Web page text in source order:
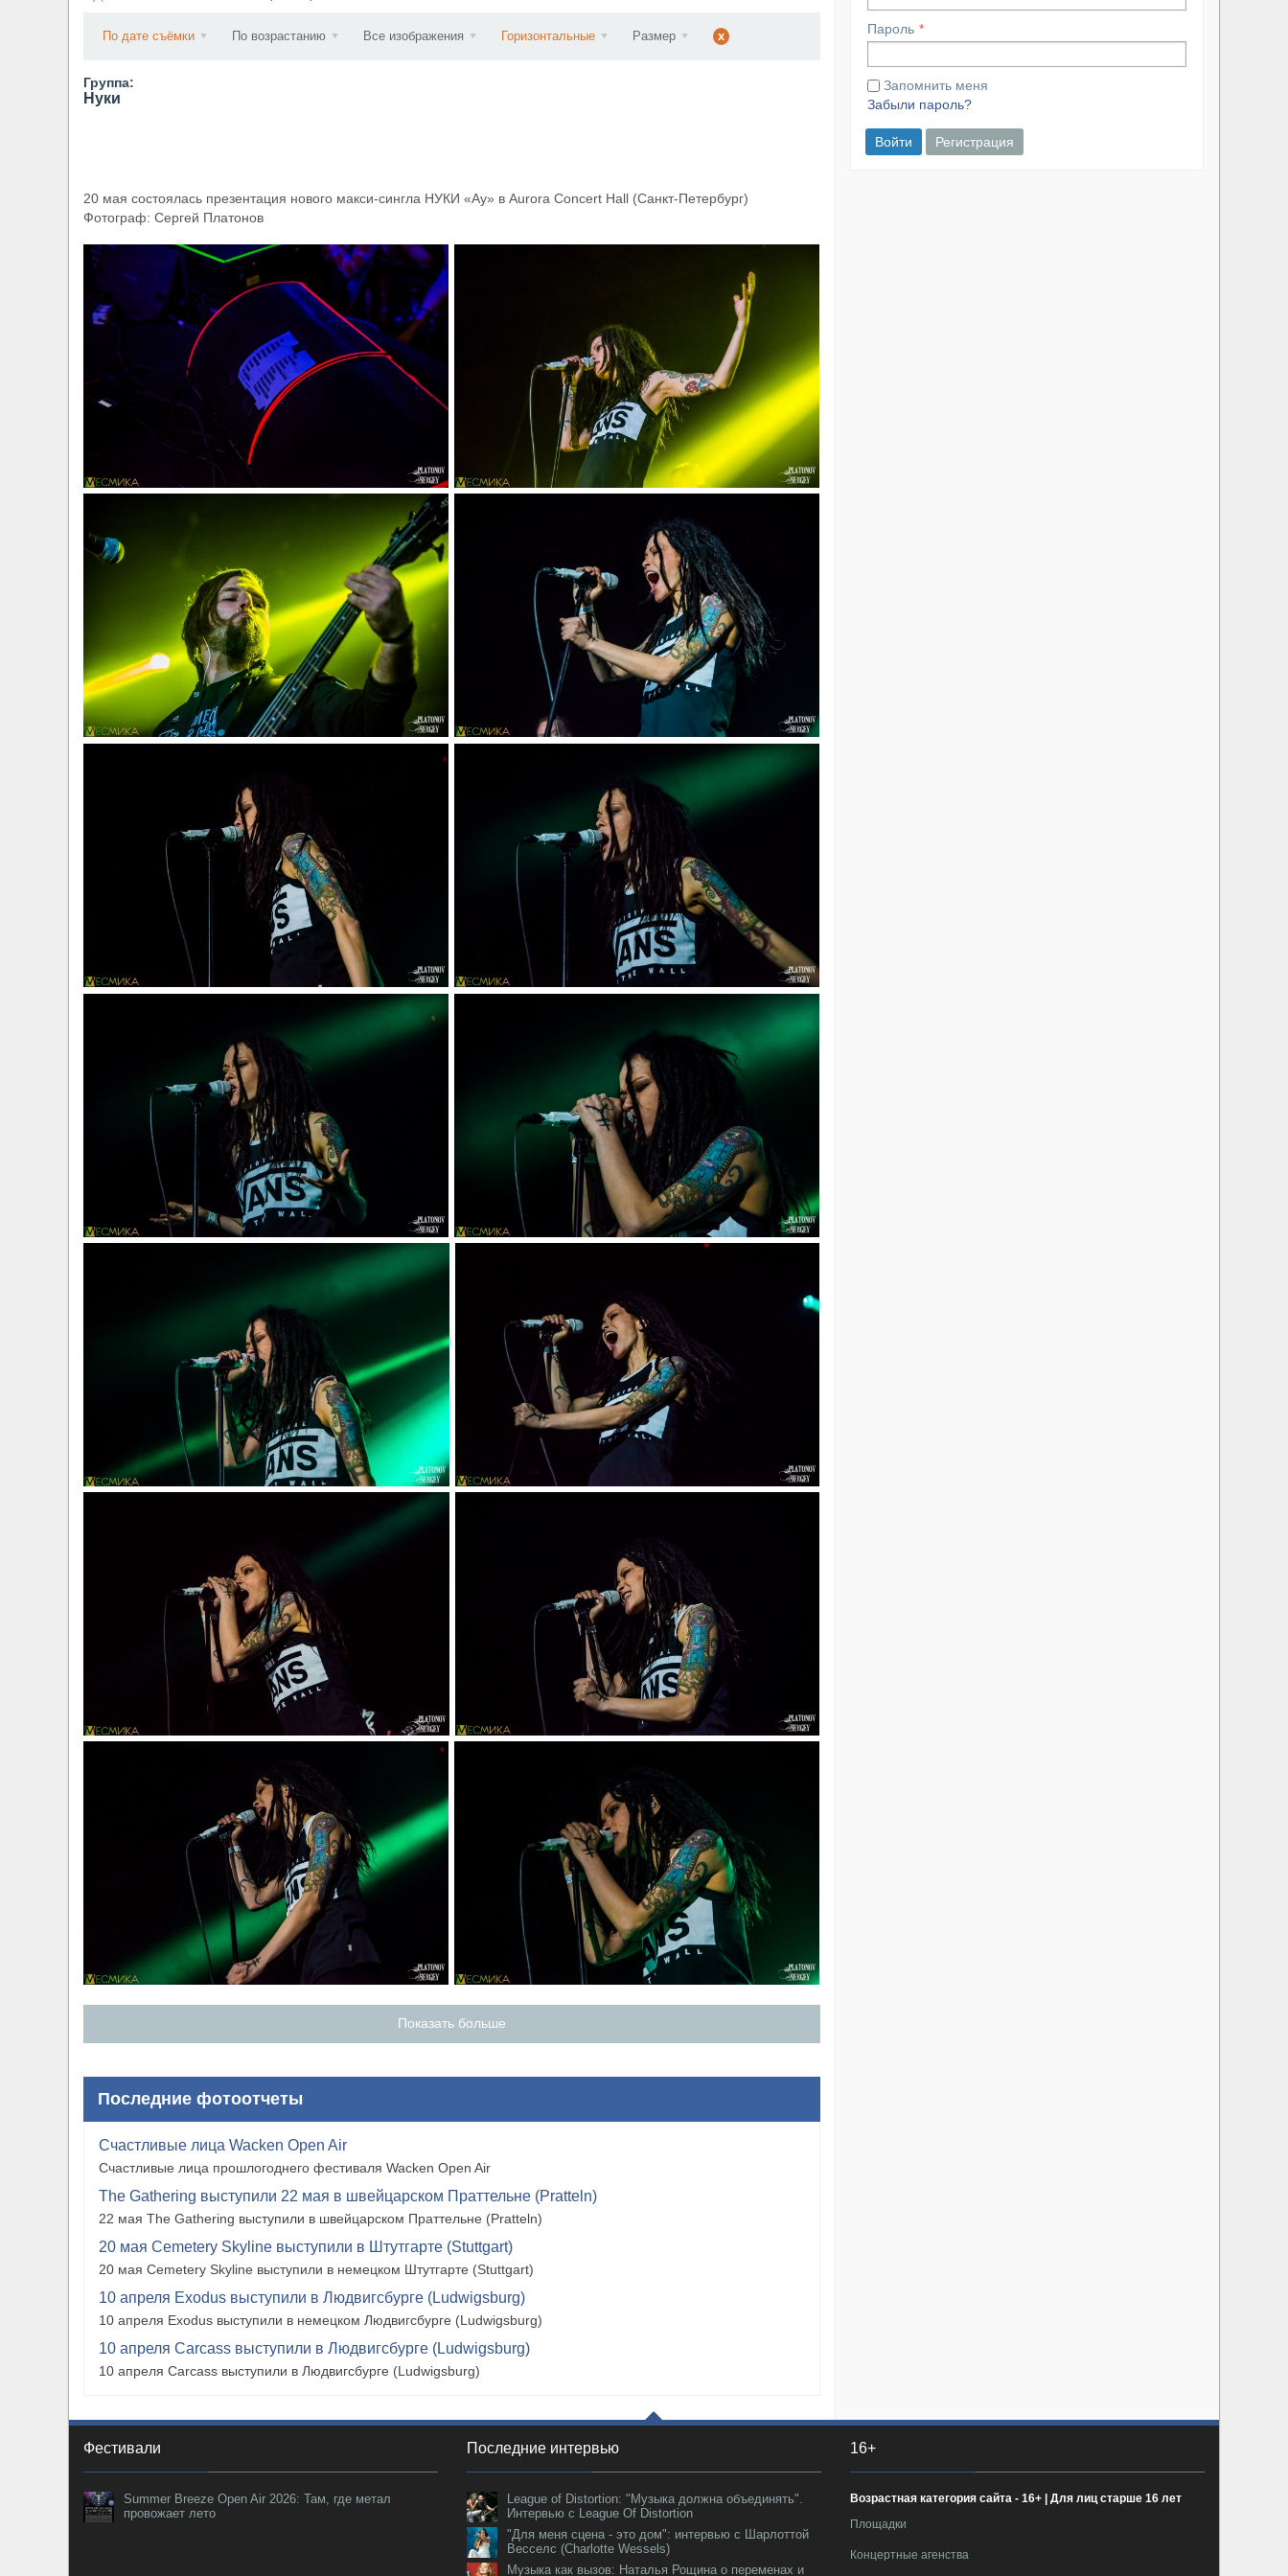
По дате съёмки По возрастанию Все изображения Горизонтальные Размер x
Группа:
Нуки
20 мая состоялась презентация нового макси-сингла НУКИ «Ау» в Aurora Concert Hall (Санкт-Петербург)
Фотограф: Сергей Платонов
Показать больше
Последние фотоотчеты
Счастливые лица Wacken Open Air
Счастливые лица прошлогоднего фестиваля Wacken Open Air
The Gathering выступили 22 мая в швейцарском Праттельне (Pratteln)
22 мая The Gathering выступили в швейцарском Праттельне (Pratteln)
20 мая Cemetery Skyline выступили в Штутгарте (Stuttgart)
20 мая Cemetery Skyline выступили в немецком Штутгарте (Stuttgart)
10 апреля Exodus выступили в Людвигсбурге (Ludwigsburg)
10 апреля Exodus выступили в немецком Людвигсбурге (Ludwigsburg)
10 апреля Carcass выступили в Людвигсбурге (Ludwigsburg)
10 апреля Carcass выступили в Людвигсбурге (Ludwigsburg)
Пароль
Запомнить меня
Забыли пароль?
Войти Регистрация
Фестивали
Summer Breeze Open Air 2026: Там, где метал
провожает лето
Последние интервью
League of Distortion: "Музыка должна объединять".
Интервью с League Of Distortion
"Для меня сцена - это дом": интервью с Шарлоттой
Весселс (Charlotte Wessels)
Музыка как вызов: Наталья Рощина о переменах и
16+
Возрастная категория сайта - 16+ | Для лиц старше 16 лет
Площадки
Концертные агенства